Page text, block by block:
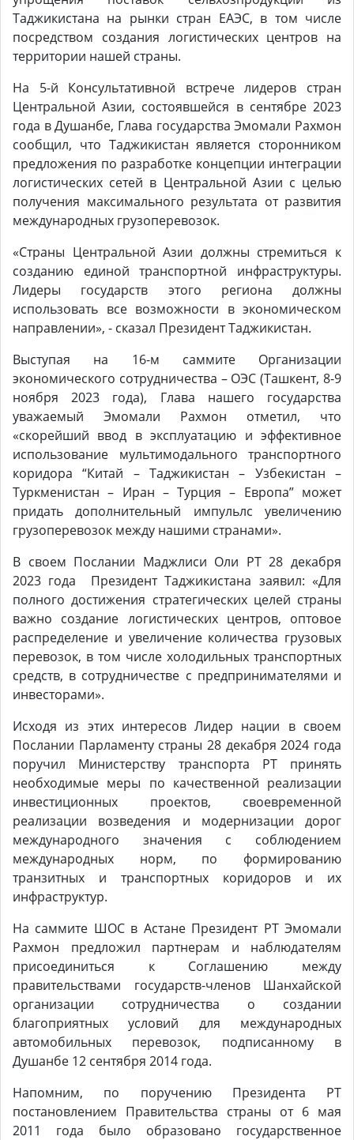
Таджикистана на рынки стран ЕАЭС, в том числе
посредством создания логистических центров на
территории нашей страны.
На 5-й Консультативной встрече лидеров стран
Центральной Азии, состоявшейся в сентябре 2023
года в Душанбе, Глава государства Эмомали Рахмон
сообщил, что Таджикистан является сторонником
предложения по разработке концепции интеграции
логистических сетей в Центральной Азии с целью
получения максимального результата от развития
международных грузоперевозок.
«Страны Центральной Азии должны стремиться к
созданию единой транспортной инфраструктуры.
Лидеры государств этого региона должны
использовать все возможности в экономическом
направлении», - сказал Президент Таджикистан.
Выступая на 16-м саммите Организации
экономического сотрудничества – ОЭС (Ташкент, 8-9
ноября 2023 года), Глава нашего государства
уважаемый Эмомали Рахмон отметил, что
«скорейший ввод в эксплуатацию и эффективное
использование мультимодального транспортного
коридора “Китай – Таджикистан – Узбекистан –
Туркменистан – Иран – Турция – Европа” может
придать дополнительный импульлс увеличению
грузоперевозок между нашими странами».
В своем Послании Маджлиси Оли РТ 28 декабря
2023 года Президент Таджикистана заявил: «Для
полного достижения стратегических целей страны
важно создание логистических центров, оптовое
распределение и увеличение количества грузовых
перевозок, в том числе холодильных транспортных
средств, в сотрудничестве с предпринимателями и
инвесторами».
Исходя из этих интересов Лидер нации в своем
Послании Парламенту страны 28 декабря 2024 года
поручил Министерству транспорта РТ принять
необходимые меры по качественной реализации
инвестиционных проектов, своевременной
реализации возведения и модернизации дорог
международного значения с соблюдением
международных норм, по формированию
транзитных и транспортных коридоров и их
инфраструктур.
На саммите ШОС в Астане Президент РТ Эмомали
Рахмон предложил партнерам и наблюдателям
присоединиться к Соглашению между
правительствами государств-членов Шанхайской
организации сотрудничества о создании
благоприятных условий для международных
автомобильных перевозок, подписанному в
Душанбе 12 сентября 2014 года.
Напомним, по поручению Президента РТ
постановлением Правительства страны от 6 мая
2011 года было образовано государственное